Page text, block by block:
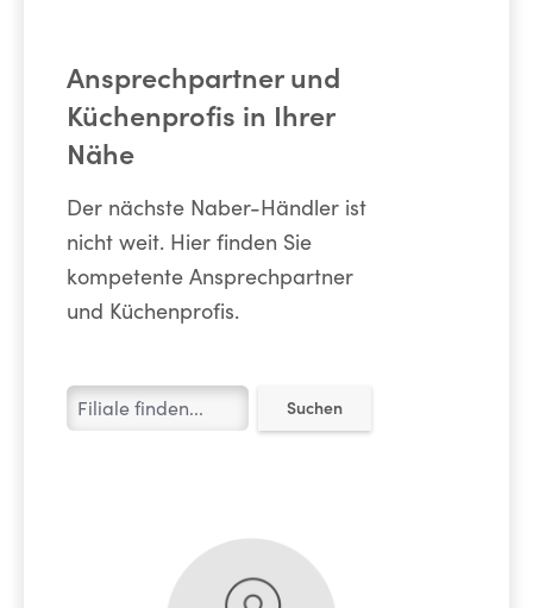
Ansprechpartner und
Küchenprofis in Ihrer
Nähe
Der nächste Naber-Händler ist
nicht weit. Hier finden Sie
kompetente Ansprechpartner
und Küchenprofis.
Suchen